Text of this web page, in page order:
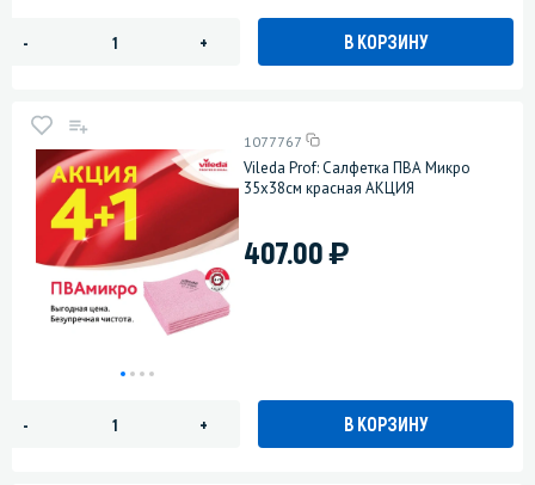
- + В КОРЗИНУ
1077767
Vileda Prof: Салфетка ПВА Микро
35х38см красная АКЦИЯ
407.00)
- + В КОРЗИНУ